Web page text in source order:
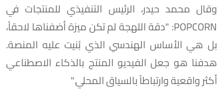
وقال محمد حيدر، الرئيس التنفيذي للمنتجات في
POPCORN: "دقة اللهجة لم تكن ميزة أضفناها لاحقاً،
بل هي الأساس الهندسي الذي بُنيت عليه المنصة.
هدفنا هو جعل الفيديو المنتج بالذكاء الاصطناعي
أكثر واقعية وارتباطاً بالسياق المحلي."